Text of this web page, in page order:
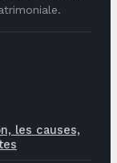
les causes,